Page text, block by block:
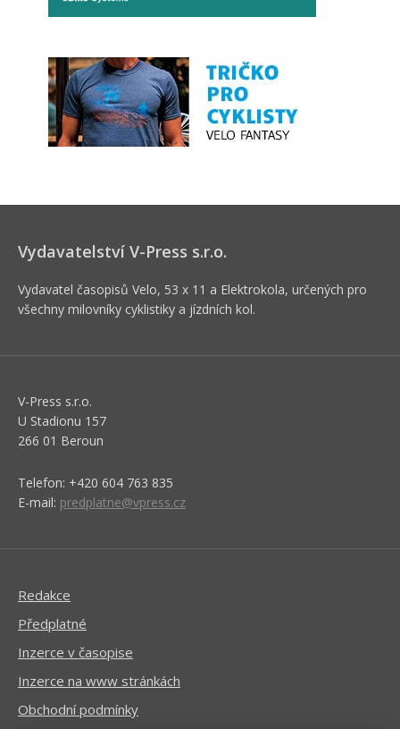
Vydavatelství V-Press s.r.o.
Vydavatel časopisů Velo, 53 x 11 a Elektrokola, určených pro
všechny milovníky cyklistiky a jízdních kol.
V-Press s.r.o.
U Stadionu 157
266 01 Beroun
Telefon: +420 604 763 835
E-mail: predplatne@vpress.cz
Redakce
Předplatné
Inzerce v časopise
Inzerce na www stránkách
Obchodní podmínky